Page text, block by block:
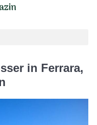
in Ferrara,